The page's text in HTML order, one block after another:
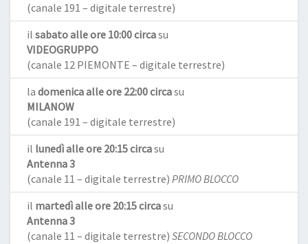
(canale 191 – digitale terrestre)
il sabato alle ore 10:00 circasu
VIDEOGRUPPO
(canale 12 PIEMONTE – digitale terrestre)
la domenica alle ore 22:00 circasu
MILANOW
(canale 191 – digitale terrestre)
il lunedì alle ore 20:15 circasu
Antenna 3
(canale 11 – digitale terrestre) PRIMO BLOCCO
il martedì alle ore 20:15 circasu
Antenna 3
(canale 11 – digitale terrestre) SECONDO BLOCCO